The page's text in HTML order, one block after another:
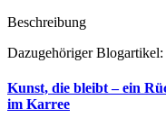
Beschreibung
Dazugehöriger Blogartikel:
Kunst, die bleibt – ein
im Karree